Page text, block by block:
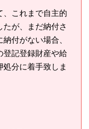
、これまで自主的
が、まだ納付さ
付がない場合、
登記登録財産や給
分に着手致しま